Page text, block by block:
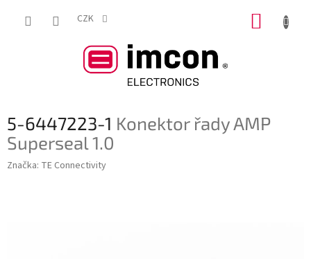
CZK
5-6447223-1 Konektor řady AMP
Superseal 1.0
Značka: TE Connectivity